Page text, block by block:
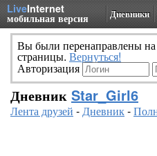
LiveInternet
мобильная версия Дневники
Вы были перенаправлены
страницы. Вернуться!
Авторизация
Дневник Star_Girl6
Лента друзей -Дневник-